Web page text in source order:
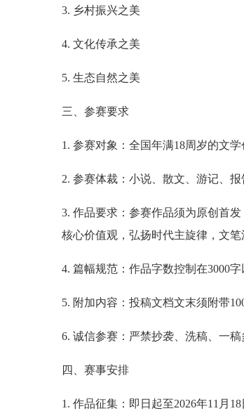
3. 乡村振兴之美
4. 文化传承之美
5. 生态自然之美
三、参赛要求
1. 参赛对象：全国年满18周岁的文学
2. 参赛体裁：小说、散文、游记、报
3. 作品要求：参赛作品须为原创首
核心价值观，弘扬时代主旋律，文笔
4. 篇幅规范：作品字数控制在3000字
5. 附加内容：投稿文档文末须附带
6. 诚信参赛：严禁抄袭、洗稿、一
四、赛事安排
1. 作品征集：即日起至2026年11月18